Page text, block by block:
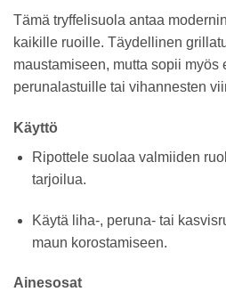
Tämä tryffelisuola antaa
kaikille ruoille. Täydellinen
maustamiseen, mutta sopii myös
perunalastuille tai vihannesten
Käyttö
Ripottele suolaa valmiiden
tarjoilua.
Käytä liha-, peruna- tai
maun korostamiseen.
Ainesosat